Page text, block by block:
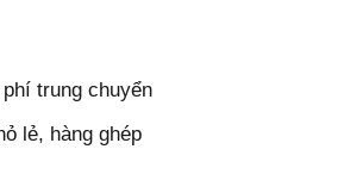
trung chuyển
lẻ, hàng ghép